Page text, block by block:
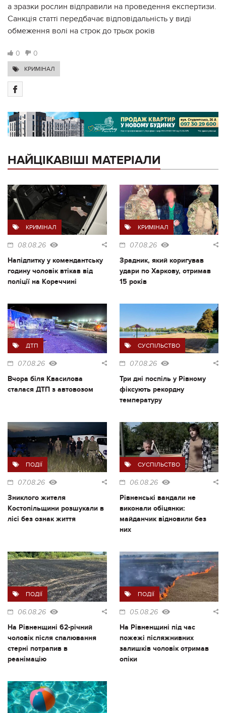
а зразки рослин відправили на проведення експертизи.
Санкція статті передбачає відповідальність у виді
обмеження волі на строк до трьох років
0 0
КРИМІНАЛ
НАЙЦІКАВІШІ МАТЕРІАЛИ
КРИМІНАЛ
08.08.26
Напідпитку у комендантську
годину чоловік втікав від
поліції на Кореччині
КРИМІНАЛ
07.08.26
Зрадник, який коригував
удари по Харкову, отримав
15 років
ДТП
07.08.26
Вчора біля Квасилова
сталася ДТП з автовозом
СУСПІЛЬСТВО
07.08.26
Три дні поспіль у Рівному
фіксують рекордну
температуру
ПОДІЇ
07.08.26
Зниклого жителя
Костопільщини розшукали в
лісі без ознак життя
СУСПІЛЬСТВО
06.08.26
Рівненські вандали не
виконали обіцянки:
майданчик відновили без
них
ПОДІЇ
06.08.26
На Рівненщині 62-річний
чоловік після спалювання
стерні потрапив в
реанімацію
ПОДІЇ
05.08.26
На Рівненщині під час
пожежі післяжнивних
залишків чоловік отримав
опіки